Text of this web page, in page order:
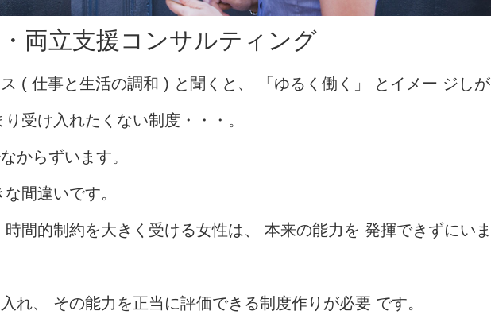
両立支援コンサルティング
( 仕事と生活の調和 ) と聞くと、 「ゆるく働く」 とイメー ジしが
受け入れたくない制度・・・。
からずいます。
間違いです。
間的制約を大きく受ける女性は、 本来の能力を 発揮できずにいま
れ、 その能力を正当に評価できる制度作りが必要 です。